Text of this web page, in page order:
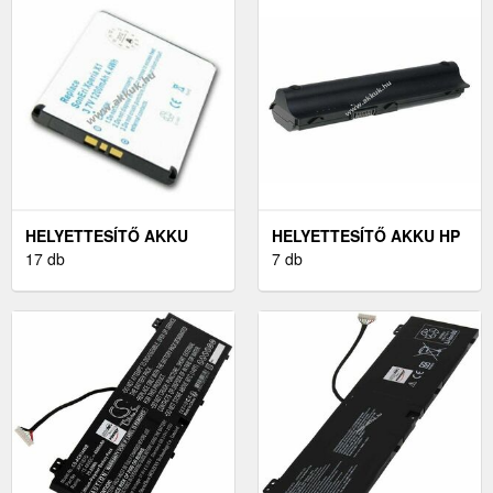
HELYETTESÍTŐ AKKU
SONY-ERICSSON XPERIA
17 db
HELYETTESÍTŐ AKKU HP
TÍPUS 593554-001
7 db